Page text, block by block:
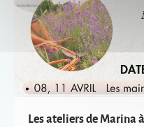
Les ateliers de Marina